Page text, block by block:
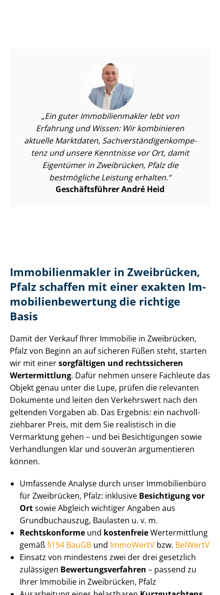
Ein guter Im­mo­bi­li­en­mak­ler lebt von
Erfahrung und Wissen: Wir kombinieren
aktuelle Marktdaten, Sach­ver­stän­di­gen­kom­pe­
tenz und unsere Kenntnisse vor Ort, damit
Eigentümer in Zweibrücken, Pfalz die
bestmögliche Leistung erhalten.
Geschäftsführer André Heid
Im­mo­bi­li­en­mak­ler in Zweibrücken,
Pfalz schaffen mit einer exakten Im­
mo­bi­li­en­be­wer­tung die richtige
Basis
Damit der Verkauf Ihrer Immobilie in Zweibrücken,
Pfalz von Beginn an auf sicheren Füßen steht, starten
wir mit einersorgfältigen und rechtssicheren
Wertermittlung. Dafür nehmen unsere Fachleute das
Objekt genau unter die Lupe, prüfen die relevanten
Dokumente und leiten den Verkehrswert nach den
geltenden Vorgaben ab. Das Ergebnis: ein nach­voll­
zieh­ba­rer Preis, mit dem Sie realistisch in die
Vermarktung gehen – und bei Besichtigungen sowie
Verhandlungen klar und souverän argumentieren
können.
Umfassende Analyse durch unser Immobilienbüro
für Zweibrücken, Pfalz: inklusive Besichtigung vor
Ortsowie Abgleich wichtiger Angaben aus
Grundbuchauszug, Baulasten u. v. m.
Rechtskonforme und kostenfreieWertermittlung
gemäß §194 BauGB und ImmoWertV bzw. BelWertV
Einsatz von mindestens zwei der drei gesetzlich
zulässigen Be­wer­tungs­ver­fah­ren – passend zu
Ihrer Immobilie in Zweibrücken, Pfalz